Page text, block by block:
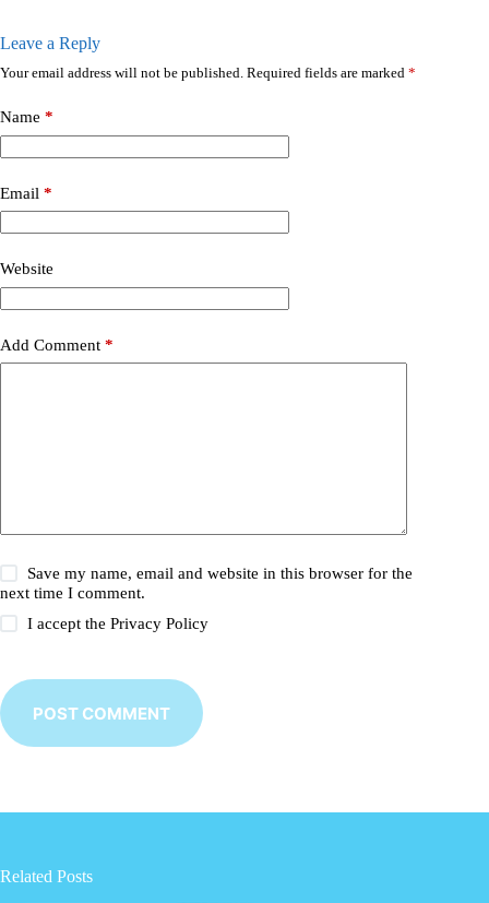
Leave a Reply
Your email address will not be published. Required fields are marked *
Name *
Email *
Website
Add Comment *
Save my name, email and website in this browser for the
next time I comment.
I accept thePrivacy Policy
POST COMMENT
Related Posts